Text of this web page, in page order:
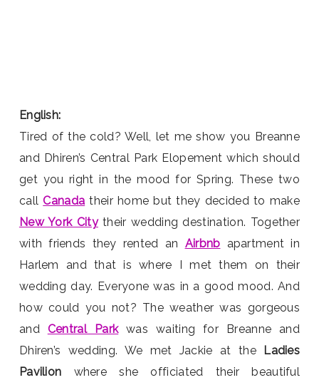
English:
Tired of the cold? Well, let me show you Breanne
and Dhiren’s Central Park Elopement which should
get you right in the mood for Spring. These two
callCanada their home but they decided to make
New York Citytheir wedding destination. Together
with friends they rented an Airbnb apartment in
Harlem and that is where I met them on their
wedding day. Everyone was in a good mood. And
how could you not? The weather was gorgeous
and Central Parkwas waiting for Breanne and
Dhiren’s wedding. We met Jackie at the Ladies
Pavilion where she officiated their beautiful